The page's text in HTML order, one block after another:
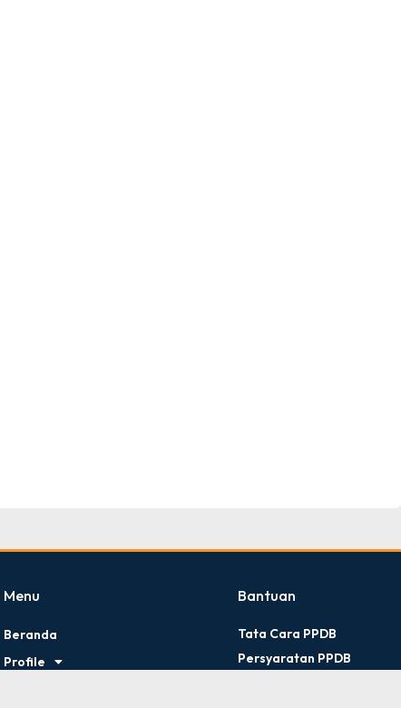
Menu
Beranda
Profile
Bantuan
Tata Cara PPDB
Persyaratan PPDB